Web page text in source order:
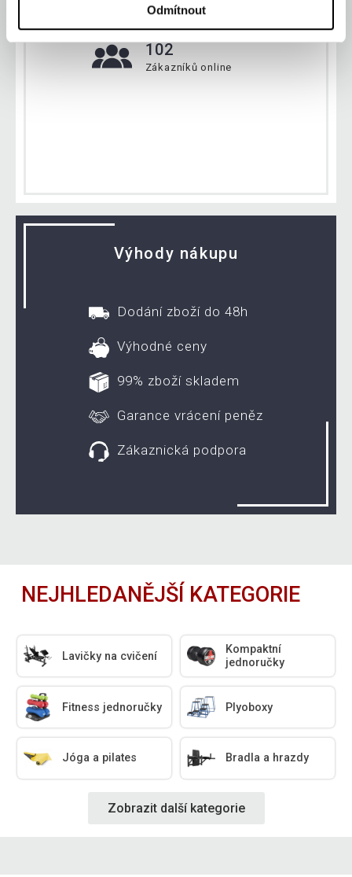
Odmítnout
Zboží máme na skladě
102
Zákazníků online
Výhody nákupu
Dodání zboží do 48h
Výhodné ceny
99% zboží skladem
Garance vrácení peněz
Zákaznická podpora
NEJHLEDANĚJŠÍ KATEGORIE
Lavičky na cvičení
Kompaktní
jednoručky
Fitness jednoručky Plyoboxy
Jóga a pilates Bradla a hrazdy
Zobrazit další kategorie